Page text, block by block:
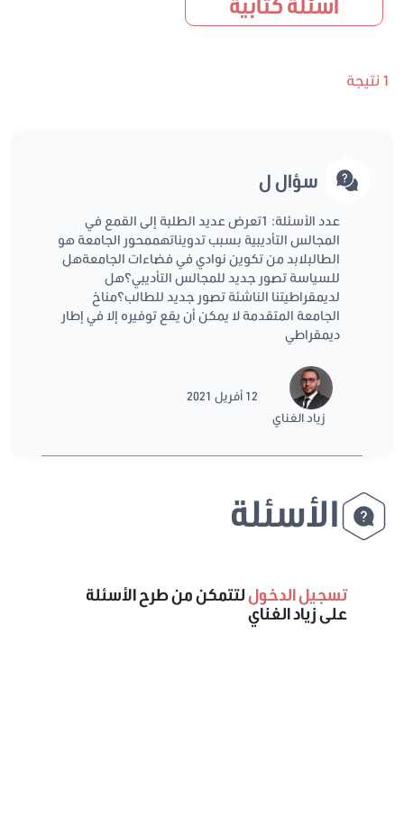
1 نتيجة
سؤال ل
عدد الأسئلة: 1تعرض عديد الطلبة إلى القمع في
المجالس التأديبية بسبب تدويناتهممحور الجامعة هو
الطالبلابد من تكوين نوادي في فضاءات الجامعةهل
للسياسة تصور جديد للمجالس التأديبي؟هل
لديمقراطيتنا الناشئة تصور جديد للطالب؟مناخ
الجامعة المتقدمة لا يمكن أن يقع توفيره إلا في إطار
ديمقراطي
زياد الغناي
12 أفريل 2021
الأسئلة
تسجيل الدخوللتتمكن من طرح الأسئلة
على زياد الغناي